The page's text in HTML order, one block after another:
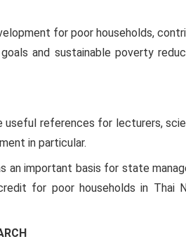
for poor households,
and sustainable poverty
useful references for lecturers,
in particular.
an important basis for state
for poor households in Thai